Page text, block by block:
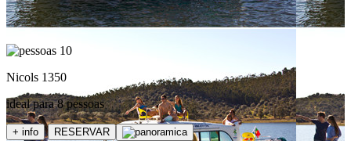
10
Nicols 1350
ideal para 8 pessoas
+ info RESERVAR